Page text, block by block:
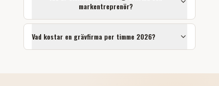
markentreprenör?
Vad kostar en grävfirma per timme 2026?